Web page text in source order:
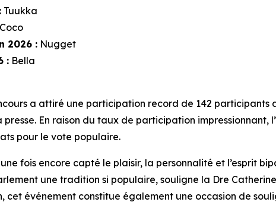
Tuukka
Coco
2026 : Nugget
: Bella
a attiré une participation record de 142 participants
En raison du taux de participation
pour le vote populaire.
fois encore capté le plaisir, la personnalité et l’esprit
une tradition si populaire, souligne la Dre
cet événement constitue également une occasion de